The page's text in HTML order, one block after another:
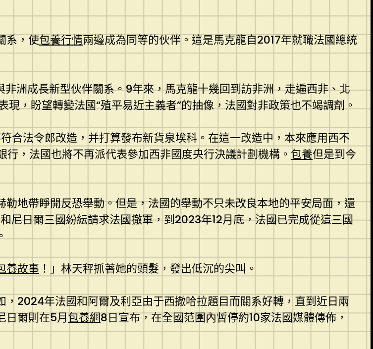
系，使包養行情兩邊成為同等的伙伴。這是馬克龍自2017年就職法國總統
洲成長新型伙伴關系。9年來，馬克龍十幾回到訪非洲，走遍西非、北
，盼望轉變法國“殖平易近主義者”的抽像，法國對非政策也不竭調劑。
合法令郎改造，并打算發布新貨泉埃科。在這一改造中，本來應用西不
，法國也將不再派代表參加西非國度央行決議計劃機構。 包養但是到今
勒地帶睜開反恐舉動。但是，法國的舉動不只未改良本地的平安局面，還
尼日爾三國紛紜請求法國撤軍，到2023年12月底，法國已完成從這三國
養故事 ！」林天秤抓著她的頭髮，發出低沉的尖叫。
2024年法國和阿爾及利亞由于西撒哈拉題目而關系好轉，直到近日兩
日爾則在5月包養網8日宣布，在全國范圍內暫停約10家法國媒體傳佈，